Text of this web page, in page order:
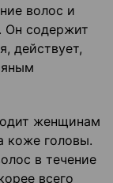
волос и
Он содержит
действует,
женщинам
коже головы.
в течение
всего